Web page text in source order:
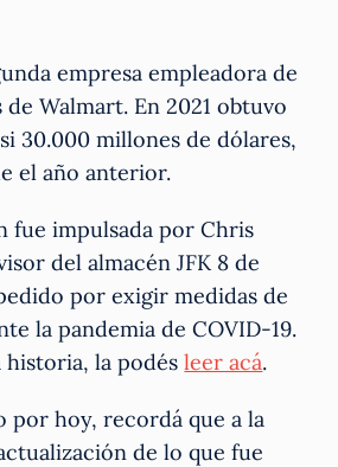
empresa empleadora de
Walmart. En 2021 obtuvo
30.000 millones de dólares,
el año anterior.
fue impulsada por Chris
del almacén JFK 8 de
por exigir medidas de
la pandemia de COVID-19.
historia, la podésleer acá.
por hoy, recordá que a la
de lo que fue